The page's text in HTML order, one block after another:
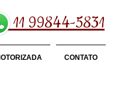
99844-5831
CONTATO